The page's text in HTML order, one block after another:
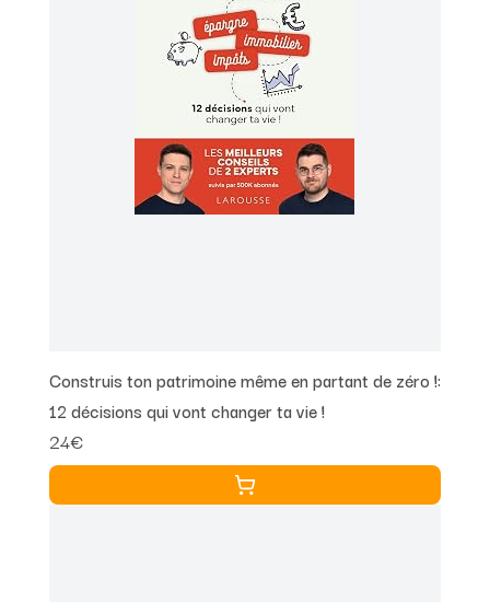
Construis ton patrimoine même en partant de zéro !:
12 décisions qui vont changer ta vie !
24€